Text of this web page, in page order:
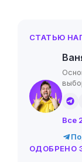
СТАТЬЮ
Все
ОДОБРЕНО